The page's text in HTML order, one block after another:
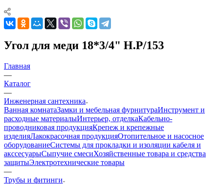
Угол для меди 18*3/4" Н.Р/153
Главная
—
Каталог
—
Инженерная сантехника
Ванная комнатаЗамки и мебельная фурнитураИнструмент и
расходные материалыИнтерьер, отделкаКабельно-
проводниковая продукцияКрепеж и крепежные
изделияЛакокрасочная продукцияОтопительное и насосное
оборудованиеСистемы для прокладки и изоляции кабеля и
акссесуарыСыпучие смесиХозяйственные товара и средства
защитыЭлектротехнические товары
—
Трубы и фитинги